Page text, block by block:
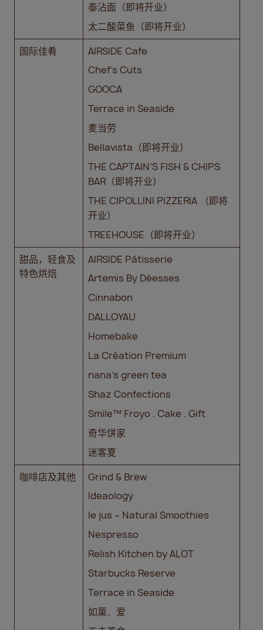
泰沾面（即将开业）
太二酸菜鱼（即将开业）
国际佳肴
AIRSIDE Cafe
Chef’s Cuts
GOOCA
Terrace in Seaside
麦当劳
Bellavista（即将开业）
THE CAPTAIN’S FISH & CHIPS
BAR（即将开业）
THE CIPOLLINI PIZZERIA （即将
开业）
TREEHOUSE（即将开业）
甜品，轻食及
特色烘焙
AIRSIDE Pâtisserie
Artemis By Déesses
Cinnabon
DALLOYAU
Homebake
La Création Premium
nana’s green tea
Shaz Confections
Smile™ Froyo . Cake . Gift
奇华饼家
迷客夏
咖啡店及其他
Grind & Brew
Ideaology
le jus – Natural Smoothies
Nespresso
Relish Kitchen by ALOT
Starbucks Reserve
Terrace in Seaside
如菓．爱